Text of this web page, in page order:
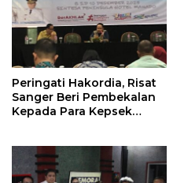
Peringati Hakordia, Risat
Sanger Beri Pembekalan
Kepada Para Kepsek